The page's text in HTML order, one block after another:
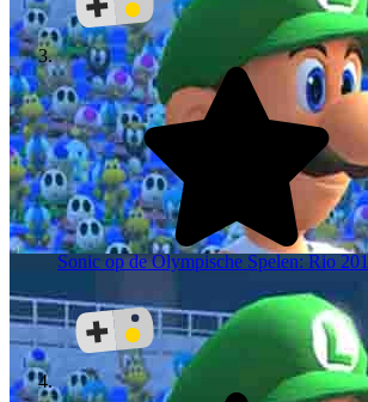
Sonic op de Olympische Spelen: Rio